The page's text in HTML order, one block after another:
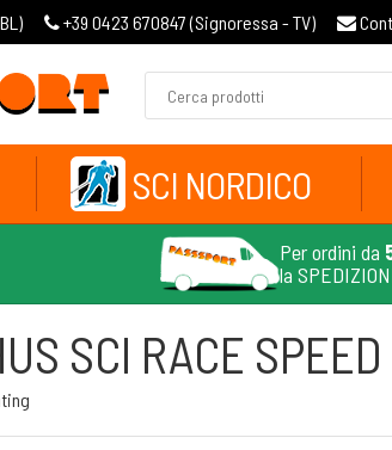
) +39 0423 670847 (Signoressa - TV)
SCI NORDICO
Per ordini da
la
SCI RACE